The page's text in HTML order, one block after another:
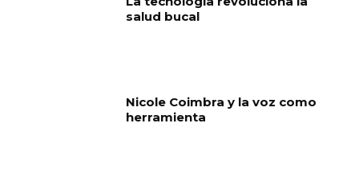
salud bucal
Nicole Coimbra y la voz como
herramienta